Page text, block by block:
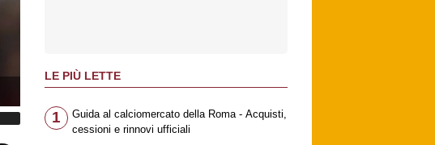
LE PIÙ LETTE
1
Guida al calciomercato della Roma - Acquisti,
cessioni e rinnovi ufficiali